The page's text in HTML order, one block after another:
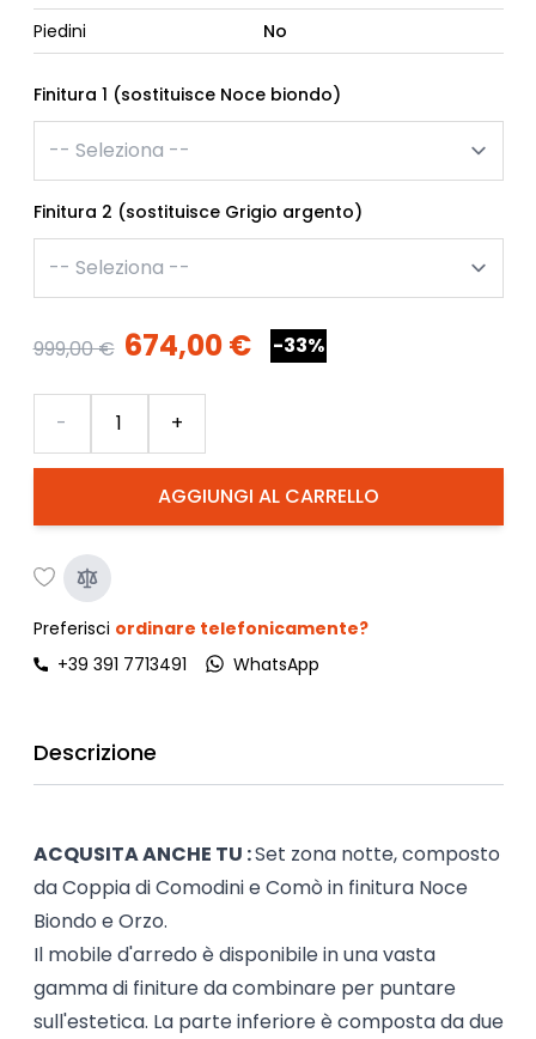
Piedini
No
Finitura 1 (sostituisce Noce biondo)
Finitura 2 (sostituisce Grigio argento)
999,00 € 674,00 € -33%
AGGIUNGI AL CARRELLO
- +
Preferisci ordinare telefonicamente?
+39 391 7713491
WhatsApp
Descrizione
ACQUSITA ANCHE TU :Set zona notte, composto
da Coppia di Comodini e Comò in finitura Noce
Biondo e Orzo.
Il mobile d'arredo è disponibile in una vasta
gamma di finiture da combinare per puntare
sull'estetica. La parte inferiore è composta da due